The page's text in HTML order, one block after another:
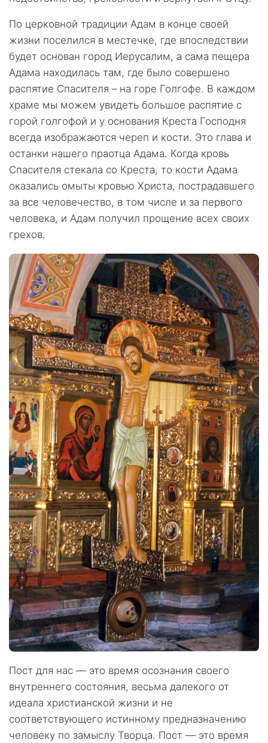
По церковной традиции Адам в конце своей
жизни поселился в местечке, где впоследствии
будет основан город Иерусалим, а сама пещера
Адама находилась там, где было совершено
распятие Спасителя – на горе Голгофе. В каждом
храме мы можем увидеть большое распятие с
горой голгофой и у основания Креста Господня
всегда изображаются череп и кости. Это глава и
останки нашего праотца Адама. Когда кровь
Спасителя стекала со Креста, то кости Адама
оказались омыты кровью Христа, пострадавшего
за все человечество, в том числе и за первого
человека, и Адам получил прощение всех своих
грехов.
Пост для нас — это время осознания своего
внутреннего состояния, весьма далекого от
идеала христианской жизни и не
соответствующего истинному предназначению
человеку по замыслу Творца. Пост — это время